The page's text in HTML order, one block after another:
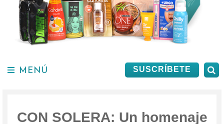
SUSCRÍBETE
MENÚ
CON SOLERA: Un homenaje